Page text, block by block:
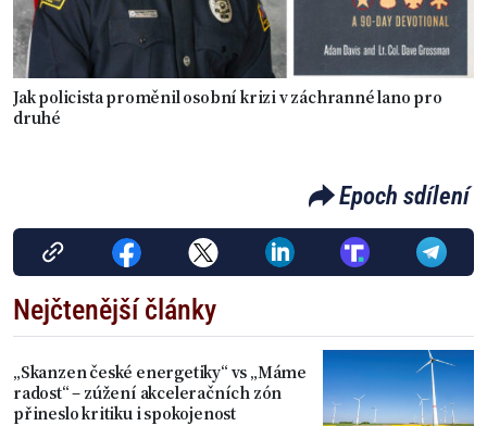
Jak policista proměnil osobní krizi v záchranné lano pro
druhé
Epoch sdílení
Nejčtenější články
„Skanzen české energetiky“ vs „Máme
radost“ – zúžení akceleračních zón
přineslo kritiku i spokojenost